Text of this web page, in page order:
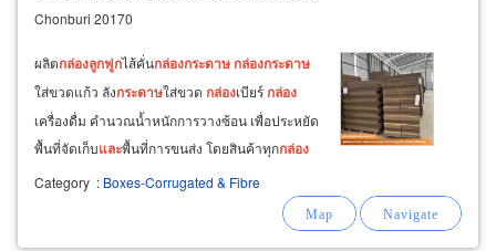
Chonburi 20170
ผลิตกล่องลูกฟูกไส้คั่นกล่องกระดาษ กล่องกระดาษ
ใส่ขวดแก้ว ลังกระดาษใส่ขวด กล่องเบียร์ กล่อง
เครื่องดื่ม คำนวณน้ำหนักการวางซ้อน เพื่อประหยัด
พื้นที่จัดเก็บและพื้นที่การขนส่ง โดยสินค้าทุกกล่อง
ปลอดภัย ผลิตกล่อง ไดคัทกล่องมีหูหิ้วกล่อง
Category : Boxes-Corrugated & Fibre